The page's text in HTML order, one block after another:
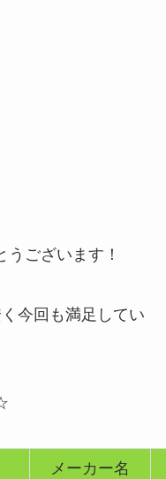
ございます！
今回も満足してい
メーカー名